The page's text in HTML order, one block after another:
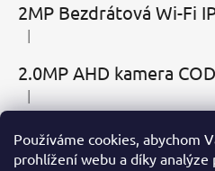
Používáme cookies, abychom
prohlížení webu a díky
Hodnocení produktu je 2 z 5
|
2.0MP AHD kamera
Hodnocení produktu je 5 z 5
|
Přijímáme online